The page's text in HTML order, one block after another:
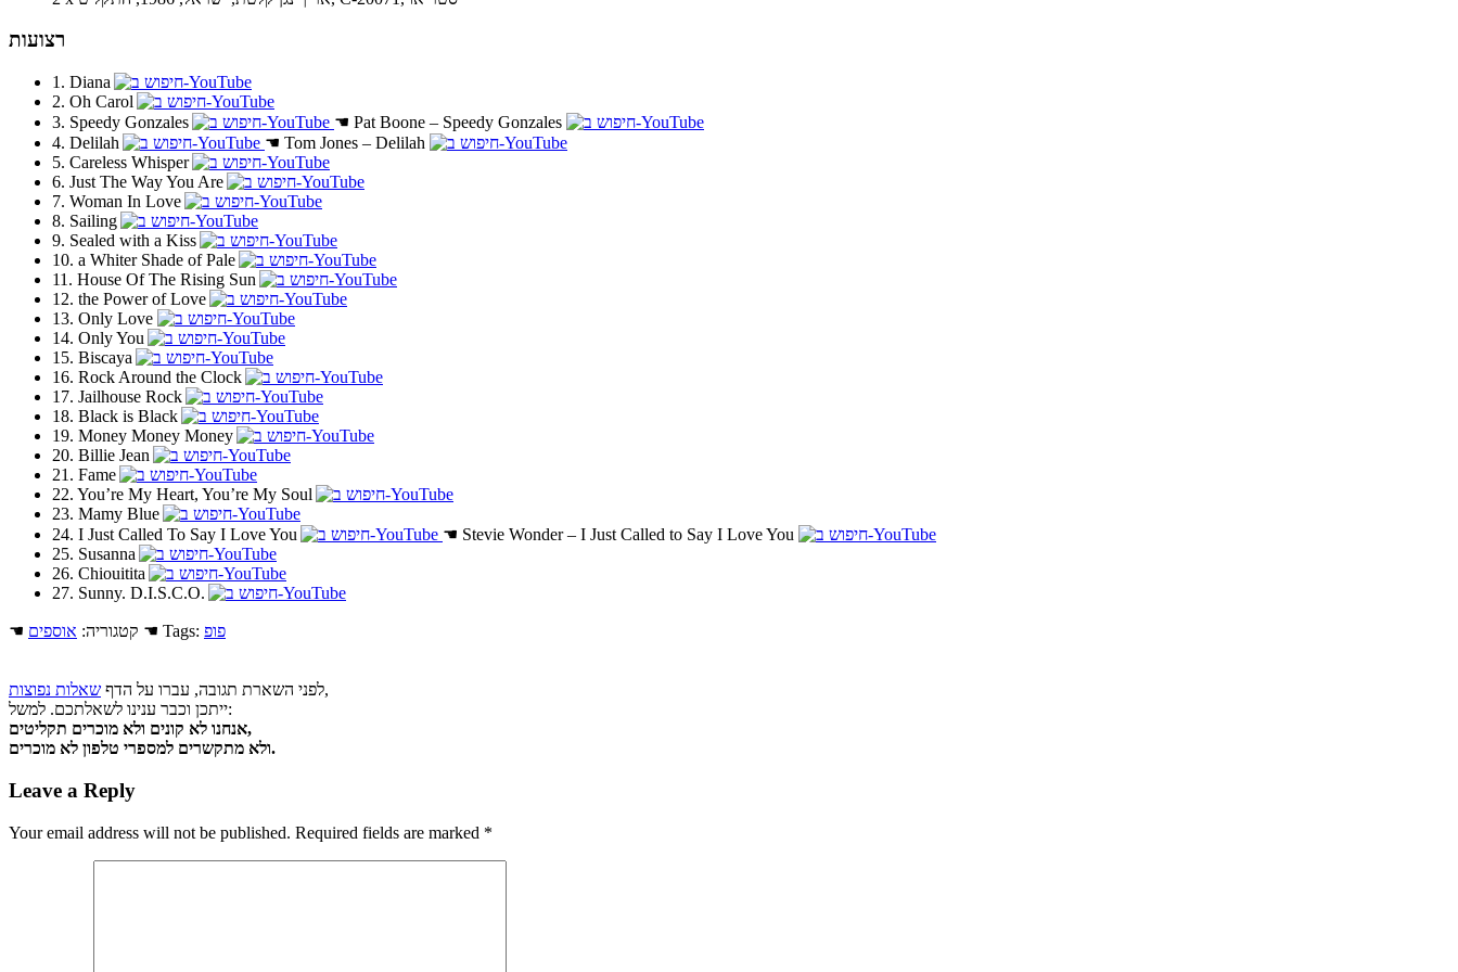
רצועות
1. Diana
2. Oh Carol
3. Speedy Gonzales
☚ Pat Boone – Speedy Gonzales
4. Delilah
☚ Tom Jones – Delilah
5. Careless Whisper
6. Just The Way You Are
7. Woman In Love
8. Sailing
9. Sealed with a Kiss
10. a Whiter Shade of Pale
11. House Of The Rising Sun
12. the Power of Love
13. Only Love
14. Only You
15. Biscaya
16. Rock Around the Clock
17. Jailhouse Rock
18. Black is Black
19. Money Money Money
20. Billie Jean
21. Fame
22. You’re My Heart, You’re My Soul
23. Mamy Blue
24. I Just Called To Say I Love You
☚ Stevie Wonder – I Just Called to Say I Love You
25. Susanna
26. Chiouitita
27. Sunny. D.I.S.C.O.
☚ קטגוריה: אוספים ☚ Tags: פופ
לפני השארת תגובה, עברו על הדף שאלות נפוצות
,
ייתכן וכבר ענינו לשאלתכם. למשל:
אנחנו לא קונים ולא מוכרים תקליטים,
ולא מתקשרים למספרי טלפון לא מוכרים.
Leave a Reply
Your email address will not be published. Required fields are marked *